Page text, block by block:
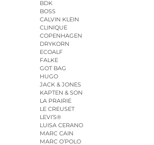
BDK
BOSS
CALVIN KLEIN
CLINIQUE
COPENHAGEN
DRYKORN
ECOALF
FALKE
GOT BAG
HUGO
JACK & JONES
KAPTEN & SON
LA PRAIRIE
LE CREUSET
LEVI’S®
LUISA CERANO
MARC CAIN
MARC O’POLO